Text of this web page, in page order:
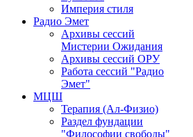
Империя стиля
Радио Эмет
Архивы сессий
Мистерии Ожидания
Архивы сессий ОРУ
Работа сессий "Радио
Эмет"
МЦШ
Терапия (Ал-Физио)
Раздел фундации
"Философии свободы"